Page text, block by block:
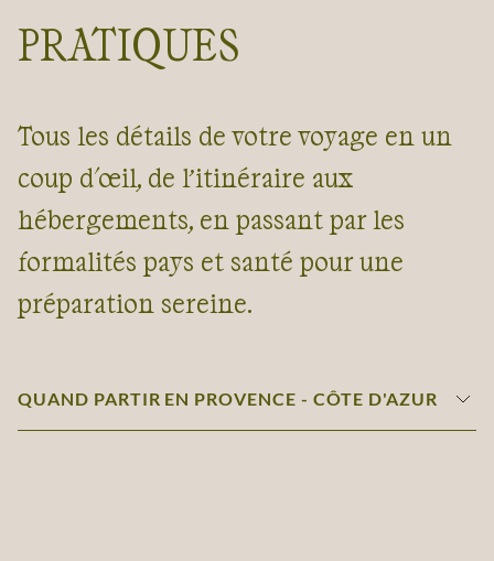
PRATIQUES
Tous les détails de votre voyage en un
coup d'œil, de l’itinéraire aux
hébergements, en passant par les
formalités pays et santé pour une
préparation sereine.
QUAND PARTIR EN PROVENCE - CÔTE D'AZUR